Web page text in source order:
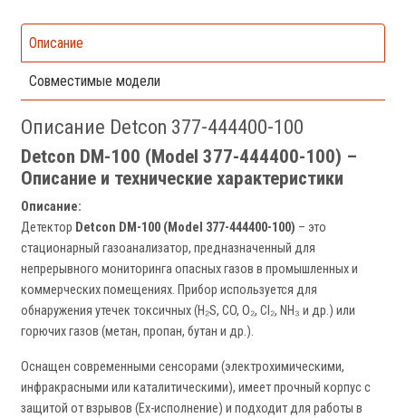
Описание
Совместимые модели
Описание Detcon 377-444400-100
Detcon DM-100 (Model 377-444400-100) –
Описание и технические характеристики
Описание:
Детектор Detcon DM-100 (Model 377-444400-100) – это
стационарный газоанализатор, предназначенный для
непрерывного мониторинга опасных газов в промышленных и
коммерческих помещениях. Прибор используется для
обнаружения утечек токсичных (H₂S, CO, O₂, Cl₂, NH₃ и др.) или
горючих газов (метан, пропан, бутан и др.).
Оснащен современными сенсорами (электрохимическими,
инфракрасными или каталитическими), имеет прочный корпус с
защитой от взрывов (Ex-исполнение) и подходит для работы в